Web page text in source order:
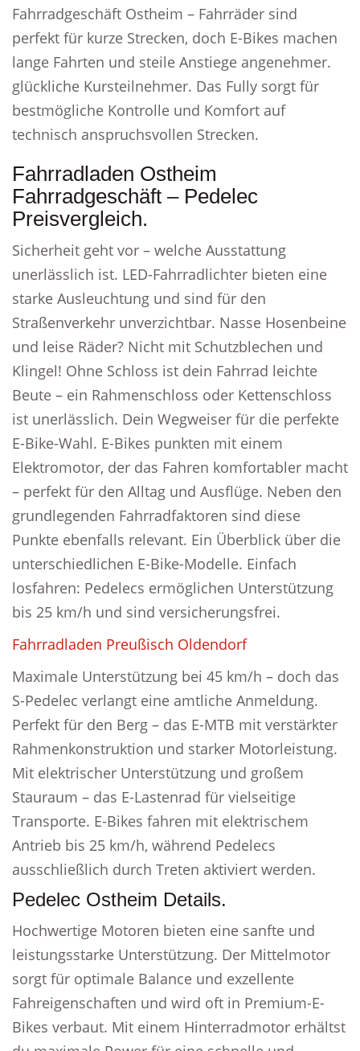
Fahrradgeschäft Ostheim – Fahrräder sind
perfekt für kurze Strecken, doch E-Bikes machen
lange Fahrten und steile Anstiege angenehmer.
glückliche Kursteilnehmer. Das Fully sorgt für
bestmögliche Kontrolle und Komfort auf
technisch anspruchsvollen Strecken.
Fahrradladen Ostheim
Fahrradgeschäft – Pedelec
Preisvergleich.
Sicherheit geht vor – welche Ausstattung
unerlässlich ist. LED-Fahrradlichter bieten eine
starke Ausleuchtung und sind für den
Straßenverkehr unverzichtbar. Nasse Hosenbeine
und leise Räder? Nicht mit Schutzblechen und
Klingel! Ohne Schloss ist dein Fahrrad leichte
Beute – ein Rahmenschloss oder Kettenschloss
ist unerlässlich. Dein Wegweiser für die perfekte
E-Bike-Wahl. E-Bikes punkten mit einem
Elektromotor, der das Fahren komfortabler macht
– perfekt für den Alltag und Ausflüge. Neben den
grundlegenden Fahrradfaktoren sind diese
Punkte ebenfalls relevant. Ein Überblick über die
unterschiedlichen E-Bike-Modelle. Einfach
losfahren: Pedelecs ermöglichen Unterstützung
bis 25 km/h und sind versicherungsfrei.
Fahrradladen Preußisch Oldendorf
Maximale Unterstützung bei 45 km/h – doch das
S-Pedelec verlangt eine amtliche Anmeldung.
Perfekt für den Berg – das E-MTB mit verstärkter
Rahmenkonstruktion und starker Motorleistung.
Mit elektrischer Unterstützung und großem
Stauraum – das E-Lastenrad für vielseitige
Transporte. E-Bikes fahren mit elektrischem
Antrieb bis 25 km/h, während Pedelecs
ausschließlich durch Treten aktiviert werden.
Pedelec Ostheim Details.
Hochwertige Motoren bieten eine sanfte und
leistungsstarke Unterstützung. Der Mittelmotor
sorgt für optimale Balance und exzellente
Fahreigenschaften und wird oft in Premium-E-
Bikes verbaut. Mit einem Hinterradmotor erhältst